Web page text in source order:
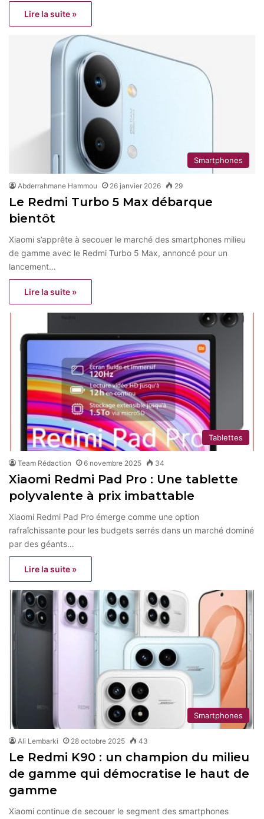
Lire la suite »
Smartphones
Abderrahmane Hammou 26 janvier 2026 29
Le Redmi Turbo 5 Max débarque
bientôt
Xiaomi s’apprête à secouer le marché des smartphones milieu
de gamme avec le Redmi Turbo 5 Max, annoncé pour un
lancement…
Lire la suite »
Tablettes
Team Rédaction 6 novembre 2025 34
Xiaomi Redmi Pad Pro : Une tablette
polyvalente à prix imbattable
Xiaomi Redmi Pad Pro émerge comme une option
rafraîchissante pour les budgets serrés dans un marché dominé
par des géants…
Lire la suite »
Smartphones
Ali Lembarki 28 octobre 2025 43
Le Redmi K90 : un champion du milieu
de gamme qui démocratise le haut de
gamme
Xiaomi continue de secouer le segment des smartphones